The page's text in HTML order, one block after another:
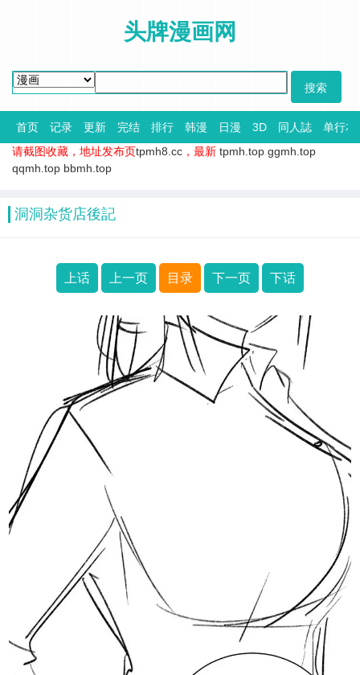
头牌漫画网
首页 记录 更新 完结 排行 韩漫 日漫 3D 同人誌
单行本
请截图收藏，地址发布页tpmh8.cc ，最新 tpmh.top ggmh.top
qqmh.top bbmh.top
洞洞杂货店後記
上话 上一页 目录 下一页 下话